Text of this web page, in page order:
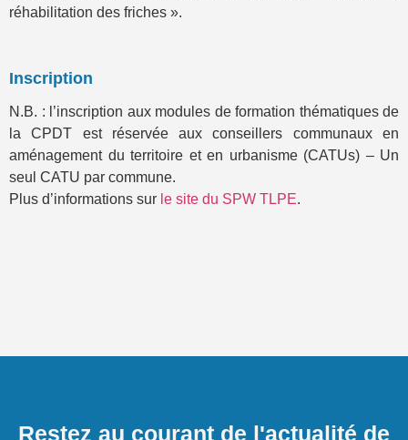
réhabilitation des friches ».
Inscription
N.B. : l’inscription aux modules de formation thématiques de
la CPDT est réservée aux conseillers communaux en
aménagement du territoire et en urbanisme (CATUs) – Un
seul CATU par commune.
Plus d’informations sur le site du SPW TLPE.
Restez au courant de l'actualité de